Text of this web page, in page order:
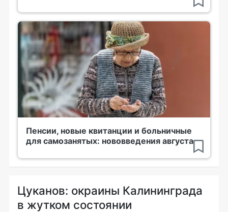
Пенсии, новые квитанции и больничные
для самозанятых: нововведения августа
Цуканов: окраины Калининграда
в жутком состоянии